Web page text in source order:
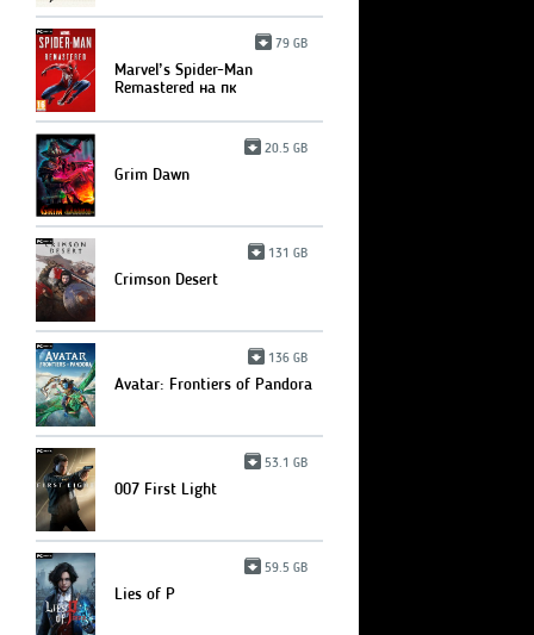
79 GB
Marvel’s Spider-Man
Remastered на пк
20.5 GB
Grim Dawn
131 GB
Crimson Desert
136 GB
Avatar: Frontiers of Pandora
53.1 GB
007 First Light
59.5 GB
Lies of P